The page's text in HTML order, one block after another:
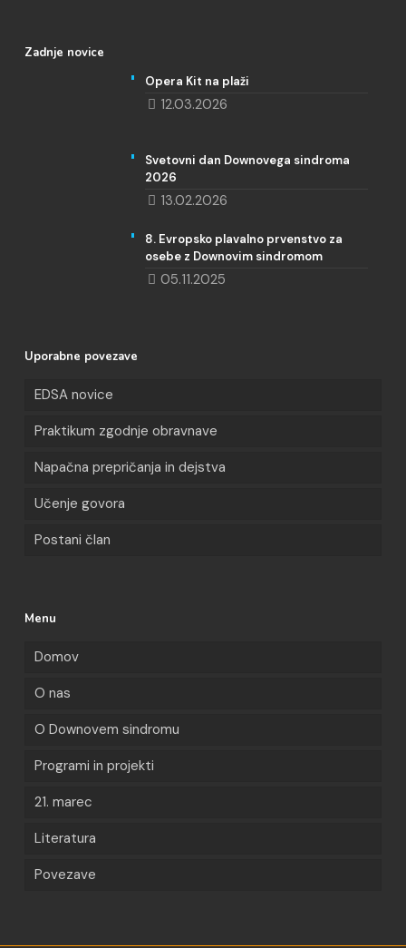
Zadnje novice
Opera Kit na plaži
12.03.2026
Svetovni dan Downovega sindroma
2026
13.02.2026
8. Evropsko plavalno prvenstvo za
osebe z Downovim sindromom
05.11.2025
Uporabne povezave
EDSA novice
Praktikum zgodnje obravnave
Napačna prepričanja in dejstva
Učenje govora
Postani član
Menu
Domov
O nas
O Downovem sindromu
Programi in projekti
21. marec
Literatura
Povezave